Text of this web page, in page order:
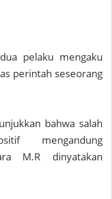
pelaku mengaku
perintah seseorang
bahwa salah
mengandung
M.R dinyatakan